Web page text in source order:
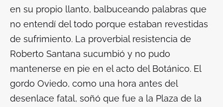
en su propio llanto, balbuceando palabras que
no entendí del todo porque estaban revestidas
de sufrimiento. La proverbial resistencia de
Roberto Santana sucumbió y no pudo
mantenerse en pie en el acto del Botánico. El
gordo Oviedo, como una hora antes del
desenlace fatal, soñó que fue a la Plaza de la